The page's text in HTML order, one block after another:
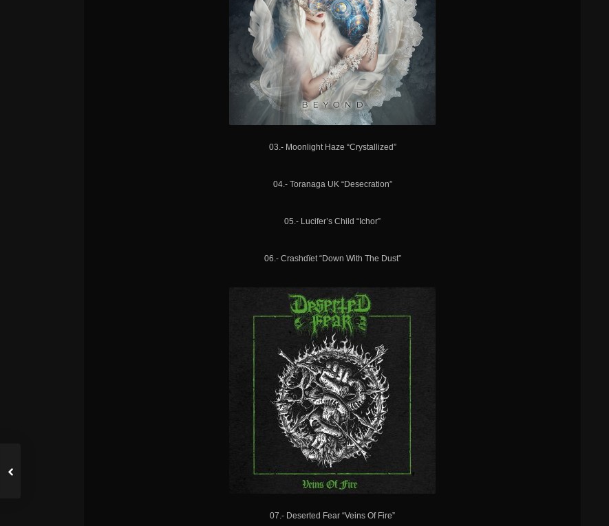
03.- Moonlight Haze “Crystallized”
04.- Toranaga UK “Desecration”
05.- Lucifer’s Child “Ichor”
06.- Crashdïet “Down With The Dust”
07.- Deserted Fear “Veins Of Fire”